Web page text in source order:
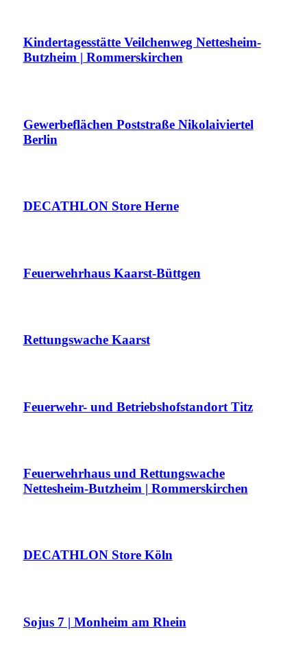
Kindertagesstätte Veilchenweg Nettesheim-
Butzheim | Rommerskirchen
Gewerbeflächen Poststraße Nikolaiviertel
Berlin
DECATHLON Store Herne
Feuerwehrhaus Kaarst-Büttgen
Rettungswache Kaarst
Feuerwehr- und Betriebshofstandort Titz
Feuerwehrhaus und Rettungswache
Nettesheim-Butzheim | Rommerskirchen
DECATHLON Store Köln
Sojus 7 | Monheim am Rhein